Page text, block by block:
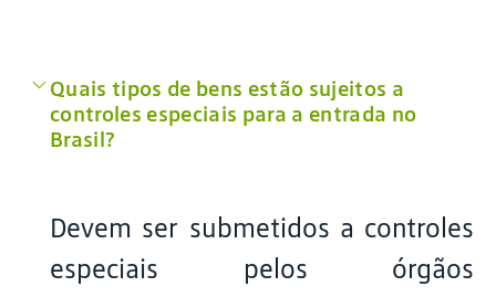
Quais tipos de bens estão sujeitos a
controles especiais para a entrada no
Brasil?
Devem ser submetidos a controles
especiais pelos órgãos